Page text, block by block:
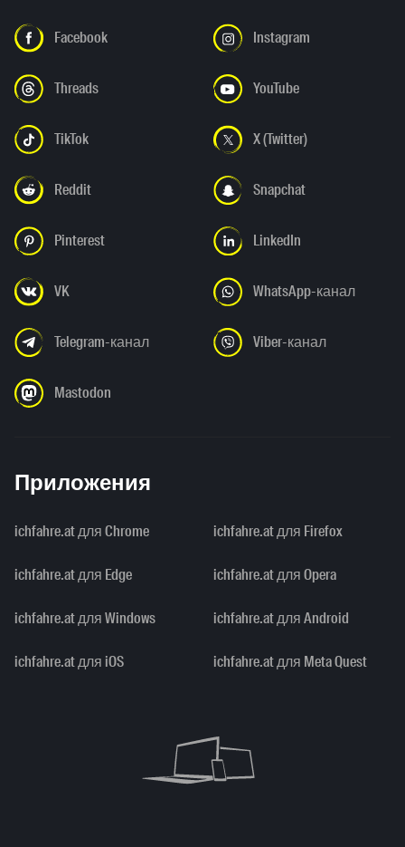
Facebook Instagram
Threads YouTube
TikTok X (Twitter)
Reddit Snapchat
Pinterest LinkedIn
VK WhatsApp-канал
Telegram-канал Viber-канал
Mastodon
Приложения
ichfahre.at для Chrome ichfahre.at для Firefox
ichfahre.at для Edge ichfahre.at для Opera
ichfahre.at для Windows ichfahre.at для Android
ichfahre.at для iOS ichfahre.at для Meta Quest